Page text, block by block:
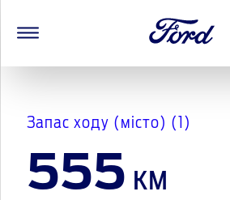
Запас ходу (місто) (1)
555 км